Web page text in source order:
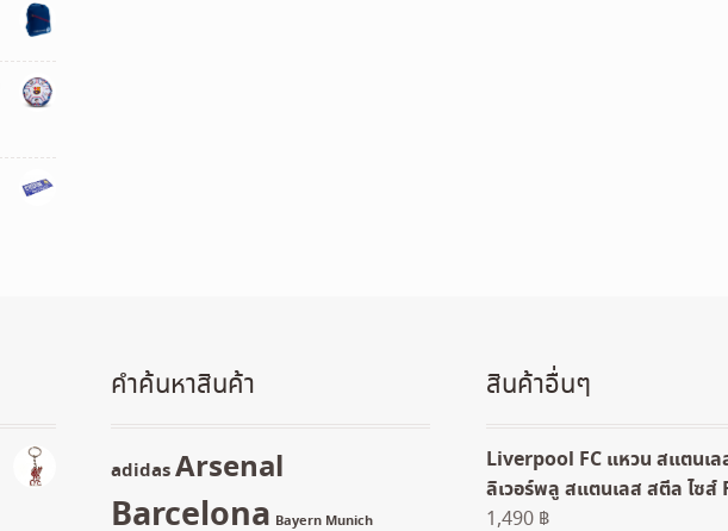
คำค้นหาสินค้า
adidasArsenal
Barcelona Bayern Munich
สินค้าอื่นๆ
Liverpool FC แหวน สแตนเล
ลิเวอร์พลู สแตนเลส สตีล ไซส์
1,490 ฿